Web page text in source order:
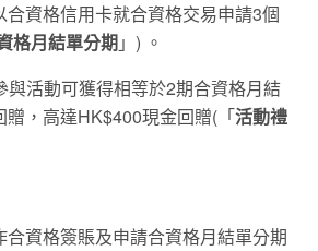
合資格信用卡就合資格交易申請3個
格月結單分期」) 。
與活動可獲得相等於2期合資格月結
贈，高達HK$400現金回贈(「活動禮
資格簽賬及申請合資格月結單分期